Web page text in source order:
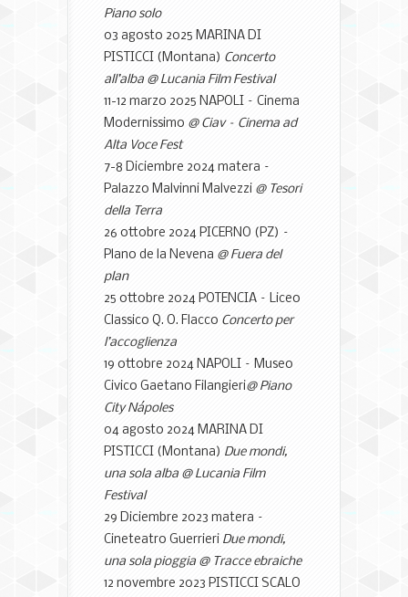
Piano solo
03 agosto 2025 MARINA DI
PISTICCI (Montana) Concerto
all’alba @ Lucania Film Festival
11-12 marzo 2025 NAPOLI – Cinema
Modernissimo @ Ciav– Cinema ad
Alta Voce Fest
7-8 Diciembre 2024 matera –
Palazzo Malvinni Malvezzi @ Tesori
della Terra
26 ottobre 2024 PICERNO (PZ) –
Plano de la Nevena @ Fuera del
plan
25 ottobre 2024 POTENCIA – Liceo
Classico Q. O. Flacco Concerto per
l’accoglienza
19 ottobre 2024 NAPOLI – Museo
Civico Gaetano Filangieri@ Piano
City Nápoles
04 agosto 2024 MARINA DI
PISTICCI (Montana) Due mondi,
una sola alba @ Lucania Film
Festival
29 Diciembre 2023 matera –
Cineteatro Guerrieri Due mondi,
una sola pioggia @ Tracce ebraiche
12 novembre 2023 PISTICCI SCALO